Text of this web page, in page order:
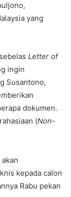
yang
Letter of
ingin
Susantono,
dokumen.
(Non-
kepada calon
Rabu pekan